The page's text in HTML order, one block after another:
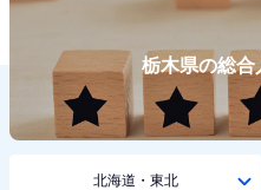
栃木県の総
北海道・東北